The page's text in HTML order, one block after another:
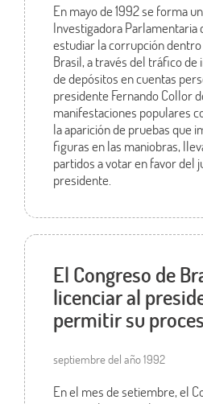
En mayo de 1992 se forma
Investigadora Parlamentaria
estudiar la corrupción
Brasil, a través del tráfico de
de depósitos en cuentas
presidente Fernando Collor
manifestaciones populares
la aparición de pruebas que
figuras en las maniobras,
partidos a votar en favor del
presidente.
El Congreso de
licenciar al
permitir su
septiembre del año 1992
En el mes de setiembre, el